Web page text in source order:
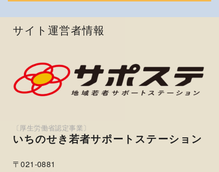
サイト運営者情報
いちのせき若者サポートステーション
〒021-0881